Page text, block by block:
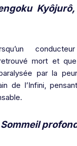
mort et que
par la
de l’Infini,